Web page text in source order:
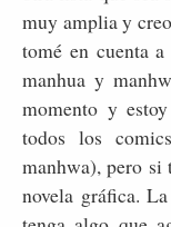
muy amplia y
tomé en cuenta
manhua y
momento y
todos los
manhwa), pero si
novela gráfica.